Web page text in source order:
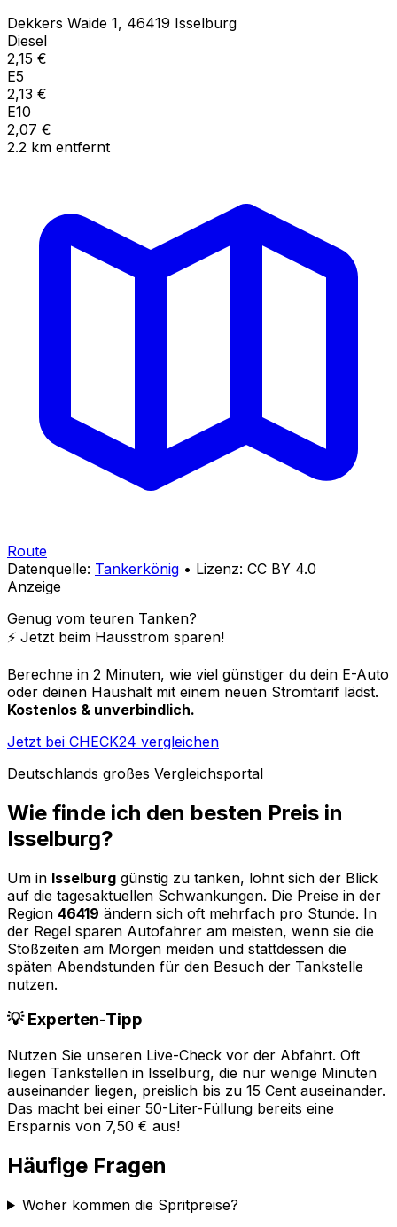
Dekkers Waide 1, 46419 Isselburg
Diesel
2,15 €
E5
2,13 €
E10
2,07 €
2.2 km entfernt
Route
Datenquelle: Tankerkönig • Lizenz: CC BY 4.0
Anzeige
Genug vom teuren Tanken?
⚡️ Jetzt beim Hausstrom sparen!
Berechne in 2 Minuten, wie viel günstiger du dein E-Auto
oder deinen Haushalt mit einem neuen Stromtarif lädst.
Kostenlos & unverbindlich.
Jetzt bei CHECK24 vergleichen
Deutschlands großes Vergleichsportal
Wie finde ich den besten Preis in
Isselburg?
Um in Isselburg günstig zu tanken, lohnt sich der Blick
auf die tagesaktuellen Schwankungen. Die Preise in der
Region 46419 ändern sich oft mehrfach pro Stunde. In
der Regel sparen Autofahrer am meisten, wenn sie die
Stoßzeiten am Morgen meiden und stattdessen die
späten Abendstunden für den Besuch der Tankstelle
nutzen.
💡 Experten-Tipp
Nutzen Sie unseren Live-Check vor der Abfahrt. Oft
liegen Tankstellen in Isselburg, die nur wenige Minuten
auseinander liegen, preislich bis zu 15 Cent auseinander.
Das macht bei einer 50-Liter-Füllung bereits eine
Ersparnis von 7,50 € aus!
Häufige Fragen
Woher kommen die Spritpreise?